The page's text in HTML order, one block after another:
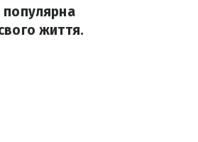
популярна
життя.